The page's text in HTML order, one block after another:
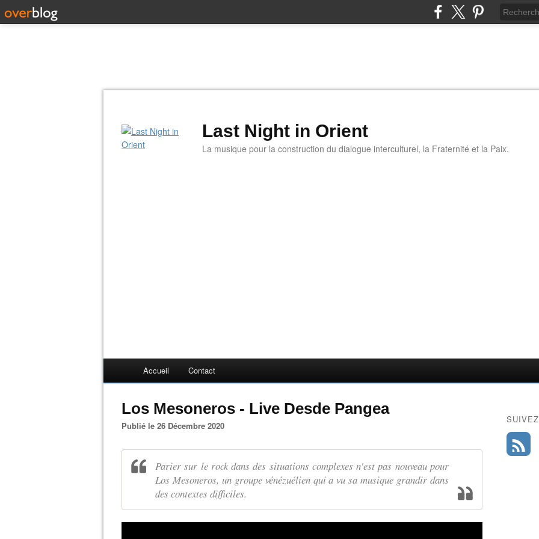
Last Night in Orient
La musique pour la construction du dialogue interculturel, la Fraternité et la Paix.
Accueil Contact
Los Mesoneros - Live Desde Pangea
Publié le 26 Décembre 2020
Parier sur le rock dans des situations complexes n'est pas nouveau pour
Los Mesoneros, un groupe vénézuélien qui a vu sa musique grandir dans
des contextes difficiles.